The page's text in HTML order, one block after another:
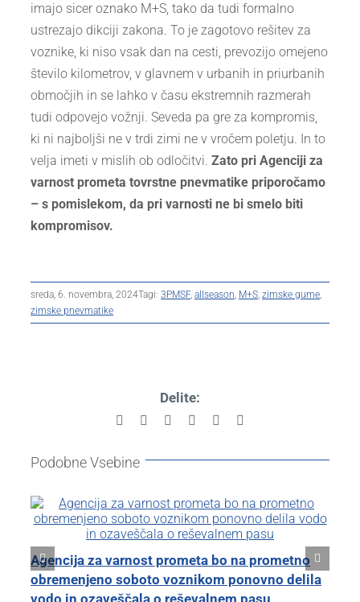
imajo sicer oznako M+S, tako da tudi formalno
ustrezajo dikciji zakona. To je zagotovo rešitev za
voznike, ki niso vsak dan na cesti, prevozijo omejeno
število kilometrov, v glavnem v urbanih in priurbanih
območjih in se lahko v času ekstremnih razmerah
tudi odpovejo vožnji. Seveda pa gre za kompromis,
ki ni najboljši ne v trdi zimi ne v vročem poletju. In to
velja imeti v mislih ob odločitvi. Zato pri Agenciji za
varnost prometa tovrstne pnevmatike priporočamo
– s pomislekom, da pri varnosti ne bi smelo biti
kompromisov.
sreda, 6. novembra, 2024Tagi: 3PMSF, allseason, M+S, zimske gume,
zimske pnevmatike
Delite:
Facebook Reddit LinkedInPinterest
Podobne Vsebine
Agencija za varnost prometa bo na prometno
obremenjeno soboto voznikom ponovno delila